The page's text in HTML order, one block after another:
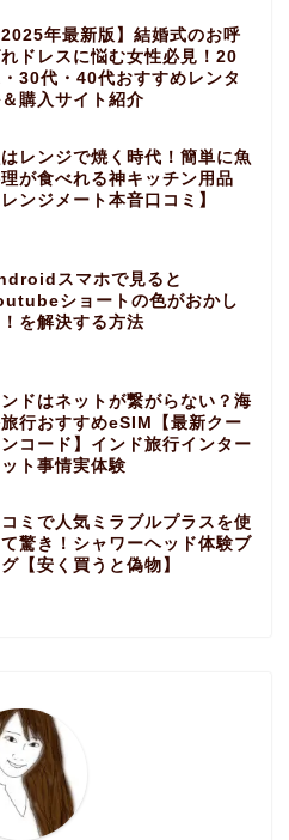
2025年最新版】結婚式のお呼
ドレスに悩む女性必見！20
30代・40代おすすめレンタ
購入サイト紹介
レンジで焼く時代！簡単に魚
が食べれる神キッチン用品
レンジメート本音口コミ】
スマホで見ると
ショートの色がおかし
を解決する方法
ドはネットが繋がらない？海
行おすすめeSIM【最新クー
コード】インド旅行インター
ト事情実体験
コミで人気ミラブルプラスを使
て驚き！シャワーヘッド体験ブ
【安く買うと偽物】